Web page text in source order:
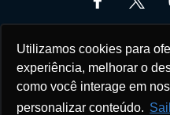
Utilizamos cookies para
experiência, melhorar o
como você interage em
personalizar conteúdo.
ELTON FERNANDES